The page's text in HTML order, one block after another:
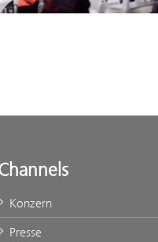
Konzern
Presse